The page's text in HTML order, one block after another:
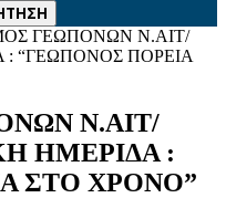
ΓΕΩΠΟΝΩΝ Ν.ΑΙΤ/
: “ΓΕΩΠΟΝΟΣ ΠΟΡΕΙΑ
Ν.ΑΙΤ/
ΗΜΕΡΙΔΑ :
ΣΤΟ ΧΡΟΝΟ”